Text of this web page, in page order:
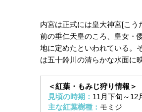
内宮は正式には皇大神宮[こ
前の垂仁天皇のころ、皇女・
地に定めたといわれている。
は五十鈴川の清らかな水面に
＜紅葉・もみじ狩り情報＞
見頃の時期： 11月下旬～12
主な紅葉樹種： モミジ